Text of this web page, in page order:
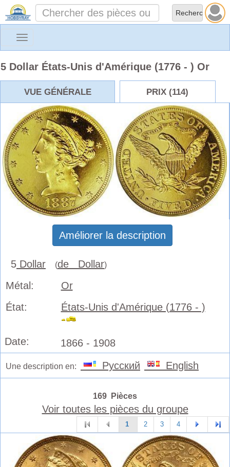
Toggle
5 Dollar États-Unis d'Amérique (1776 - ) Or
VUE GÉNÉRALE PRIX (114)
Améliorer la description
5 Dollar (de Dollar)
Métal:
Or
État:
États-Unis d'Amérique (1776 - )
Date: 1866 - 1908
Une description en: Русский English
169 Pièces
Voir toutes les pièces du groupe
1 2 3 4